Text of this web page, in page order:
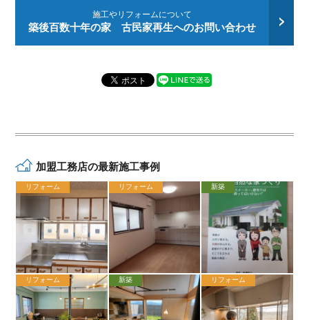
施工やリフォームについて
築後百数十年の家 古民家再生へのお問い合わせ
加盟工務店の最新施工事例
リフォーム リフォーム 新築
リフォーム 新築 リフォーム